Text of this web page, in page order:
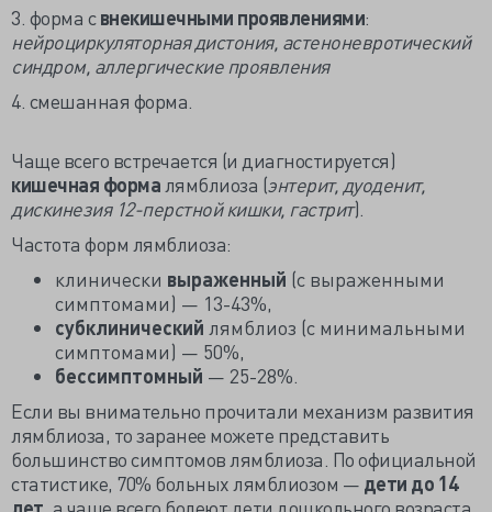
3. форма свнекишечными проявлениями:
нейроциркуляторная дистония, астеноневротический
синдром, аллергические проявления
4. смешанная форма.
Чаще всего встречается (и диагностируется)
кишечная форма лямблиоза (энтерит, дуоденит,
дискинезия 12-перстной кишки, гастрит).
Частота форм лямблиоза:
клинически выраженный (с выраженными
симптомами) — 13-43%,
субклинический лямблиоз (с минимальными
симптомами) — 50%,
бессимптомный — 25-28%.
Если вы внимательно прочитали механизм развития
лямблиоза, то заранее можете представить
большинство симптомов лямблиоза. По официальной
статистике, 70% больных лямблиозом — дети до 14